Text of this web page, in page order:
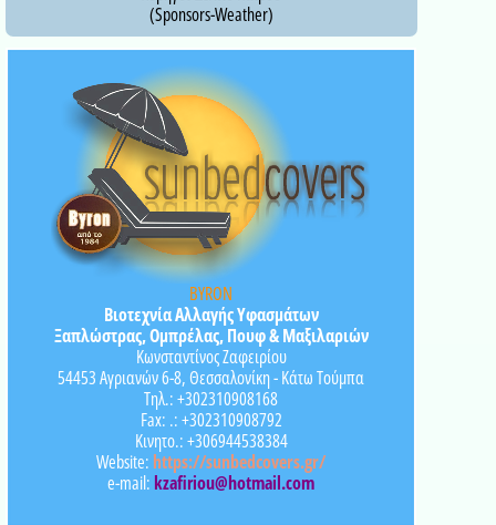
(Sponsors-Weather)
BYRON
Βιοτεχνία Αλλαγής Υφασμάτων
Ξαπλώστρας, Ομπρέλας, Πουφ & Μαξιλαριών
Κωνσταντίνος Ζαφειρίου
54453 Αγριανών 6-8, Θεσσαλονίκη - Κάτω Τούμπα
Τηλ.: +302310908168
Fax: .: +302310908792
Κινητο.: +306944538384
Website: https://sunbedcovers.gr/
e-mail: kzafiriou@hotmail.com